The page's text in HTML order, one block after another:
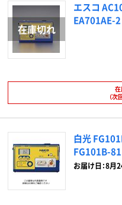
エスコ
EA701AE-2
（次
白光
FG101B-81
お届け日：8月